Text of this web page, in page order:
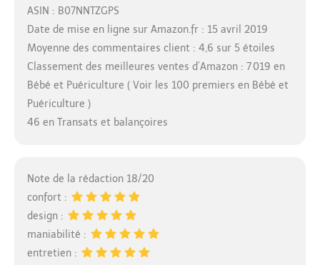
ASIN : B07NNTZGPS
Date de mise en ligne sur Amazon.fr : 15 avril 2019
Moyenne des commentaires client : 4,6 sur 5 étoiles
Classement des meilleures ventes d’Amazon : 7 019 en
Bébé et Puériculture ( Voir les 100 premiers en Bébé et
Puériculture )
46 en Transats et balançoires
Note de la rédaction 18/20
confort :
design :
maniabilité :
entretien :